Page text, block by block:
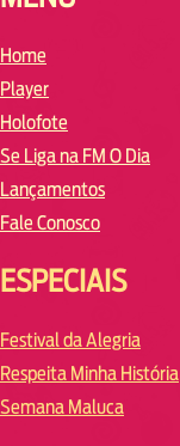
Home
Player
Holofote
Se Liga na FM O Dia
Lançamentos
Fale Conosco
ESPECIAIS
Festival da Alegria
Respeita Minha História
Semana Maluca